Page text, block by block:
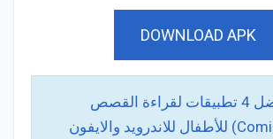
DOWNLOAD APK
أفضل 4 تطبيقات لقراءة القصص